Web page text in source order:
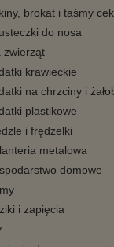
brokat i taśmy
do nosa
zwierząt
krawieckie
na chrzciny i
plastikowe
i frędzelki
metalowa
domowe
i zapięcia